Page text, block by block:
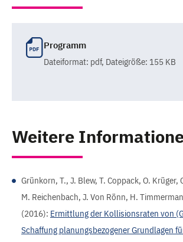
Programm
Dateiformat: pdf, Dateigröße: 155 KB
Weitere
Grünkorn, T., J. Blew, T. Coppack, O. Krüger,
M. Reichenbach, J. Von Rönn, H.
(2016): Ermittlung der Kollisionsraten von
Schaffung planungsbezogener Grundlagen